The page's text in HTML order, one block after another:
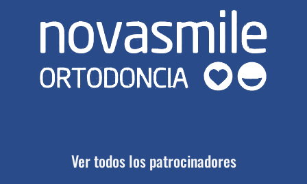
Ver todos los patrocinadores